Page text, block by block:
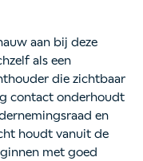
aan bij deze
als een
die zichtbaar
contact onderhoudt
en
houdt vanuit de
met goed